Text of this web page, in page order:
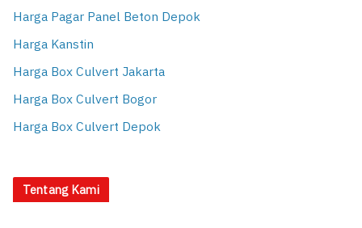
Harga Pagar Panel Beton Depok
Harga Kanstin
Harga Box Culvert Jakarta
Harga Box Culvert Bogor
Harga Box Culvert Depok
Tentang Kami